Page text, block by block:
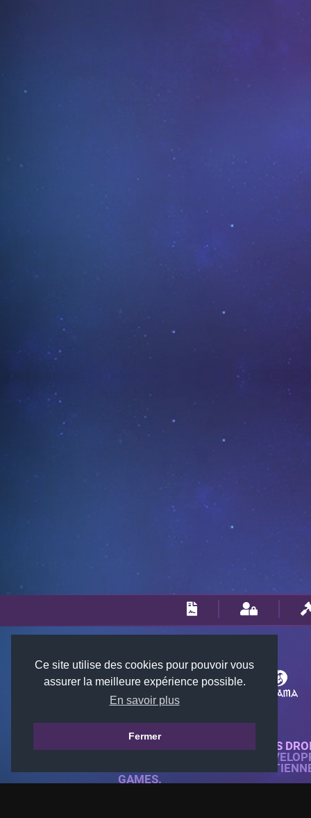
Ce site utilise des cookies pour pouvoir vous
assurer la meilleure expérience possible.
En savoir plus
Fermer
© 2018-2026 KTARENA. TOUS
SITE WEB ENTIÈREMENT
TOUTES LES IMAGES
GAMES.